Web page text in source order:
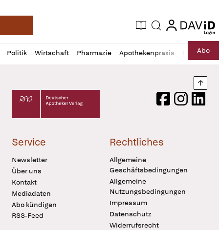
Deutsche Apotheker Zeitung
Aktuelle Ausgabe
Suche login
login
Politik Wirtschaft Pharmazie Apothekenpraxis RechtAbo
Profil
öffnen
Daz
Pur
Deutscher Apotheker Verlag Logo
FacebookInstagram
Service
Newsletter
Über uns
Kontakt
Mediadaten
Abo kündigen
RSS-Feed
Rechtliches
Allgemeine
Geschäftsbedingungen
Allgemeine
Nutzungsbedingungen
Impressum
Datenschutz
Widerrufsrecht